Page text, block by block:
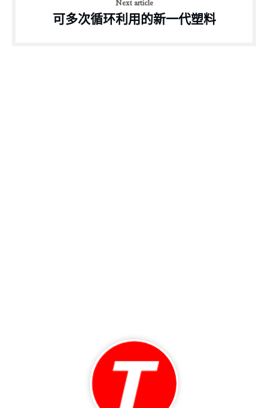
Next article
可多次循环利用的新一代塑料